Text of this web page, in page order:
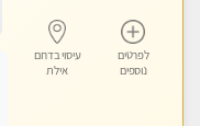
לפרטים
נוספים
עיסוי בדרום
אילת